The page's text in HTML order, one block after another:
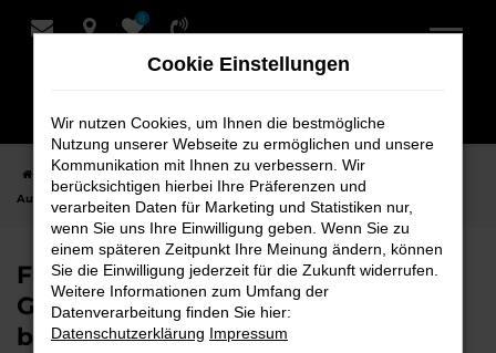
Zum
0
Startseite Nordenham Audi Audi Q4 e-tron
Audi Q4 e-tron Gebrauchtwagen für Nordenham bei Schmidt + Koch
Finden Sie Ihren Audi Q4 e-tron
Gebrauchtwagen für Nordenham
bei Schmidt + Koch
Cookie Einstellungen
Wir nutzen Cookies, um Ihnen die bestmögliche
Nutzung unserer Webseite zu ermöglichen und unsere
Kommunikation mit Ihnen zu verbessern. Wir
berücksichtigen hierbei Ihre Präferenzen und
verarbeiten Daten für Marketing und Statistiken nur,
wenn Sie uns Ihre Einwilligung geben. Wenn Sie zu
einem späteren Zeitpunkt Ihre Meinung ändern, können
Sie die Einwilligung jederzeit für die Zukunft widerrufen.
Weitere Informationen zum Umfang der
Datenverarbeitung finden Sie hier:
Datenschutzerklärung Impressum